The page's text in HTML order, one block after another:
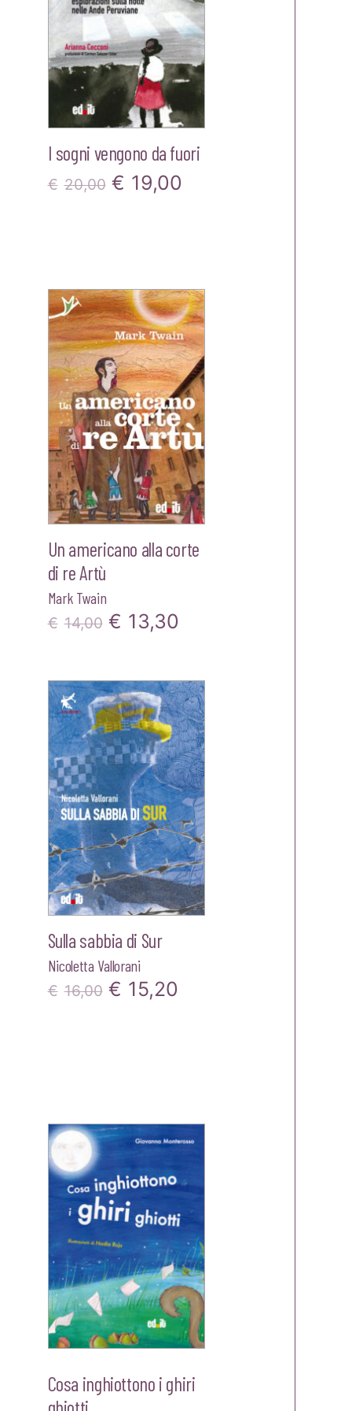
I sogni vengono da fuori
€ 20,00 Il
€20,00.
€ 19,00
€19,00.
Un americano alla corte
di re Artù
Mark Twain
€ 14,00 Il
originale
era:
€14,00.
€ 13,30
attuale
è:
€13,30.
Sulla sabbia di Sur
Nicoletta Vallorani
€ 16,00 Il
€ 15,20
Cosa inghiottono i ghiri